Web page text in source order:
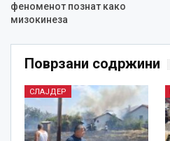
феноменот познат како
мизокинеза
Поврзани содржини
СЛАЈДЕР